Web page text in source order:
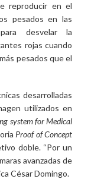
reproducir en el
pesados en las
desvelar la
rojas cuando
pesados que el
desarrolladas
utilizados en
system for Medical
Proof of Concept
doble. “Por un
avanzadas de
César Domingo.